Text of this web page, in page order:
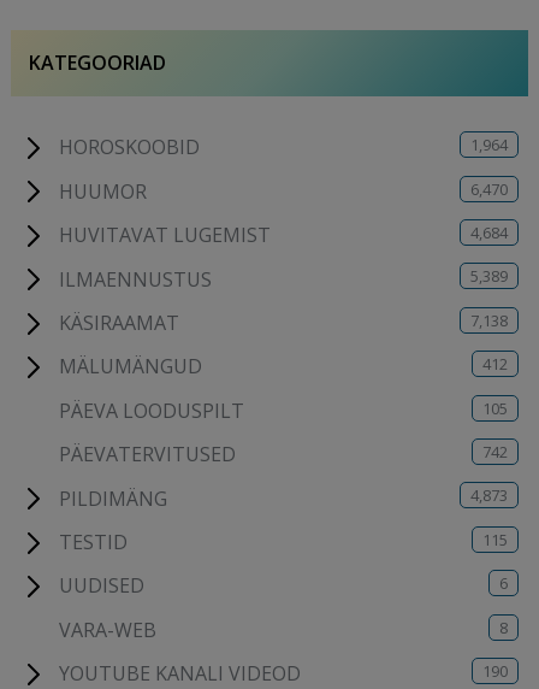
KATEGOORIAD
HOROSKOOBID 1,964
HUUMOR 6,470
HUVITAVAT LUGEMIST 4,684
ILMAENNUSTUS 5,389
KÄSIRAAMAT 7,138
MÄLUMÄNGUD 412
PÄEVA LOODUSPILT 105
PÄEVATERVITUSED 742
PILDIMÄNG 4,873
TESTID 115
UUDISED 6
VARA-WEB 8
YOUTUBE KANALI VIDEOD 190